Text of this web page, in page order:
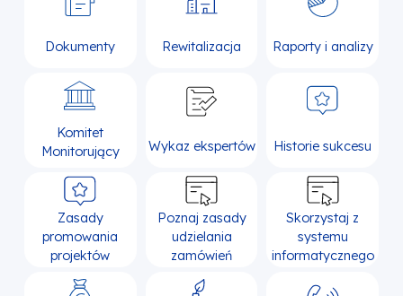
Dokumenty Rewitalizacja Raporty i analizy
Komitet
Monitorujący
Wykaz ekspertów Historie sukcesu
Zasady
promowania
projektów
Poznaj zasady
udzielania
zamówień
Skorzystaj z
systemu
informatycznego